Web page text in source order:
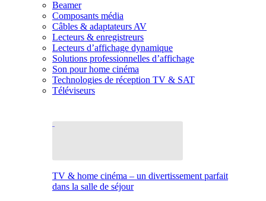
Beamer
Composants média
Câbles & adaptateurs AV
Lecteurs & enregistreurs
Lecteurs d’affichage dynamique
Solutions professionnelles d’affichage
Son pour home cinéma
Technologies de réception TV & SAT
Téléviseurs
TV & home cinéma – un divertissement parfait
dans la salle de séjour